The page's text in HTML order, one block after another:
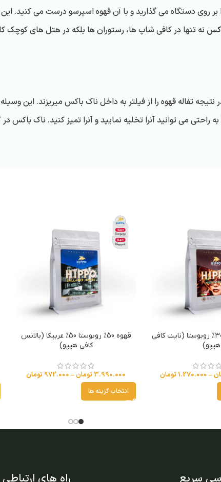
بر روی دستگاه می گذارید و با آن قهوه اسپرسو درست می کنید.
نه تنها در کافی شاپ ها، رستوران ها بلکه در هتل های کوچک
نتیجه تفاله قهوه را از فیلتر به داخل ناک باکس میریزند.
می توانید آنرا تخلیه نمایید و آنرا تمیز کنید. ناک باکس
قهوه 70% عربیکا 30% روبوستا (نایت کافی
هیپو)
–
1.270.000 تومان
قهوه 50% روبوستا 50% عربیکا (بالانس
کافی هیپو)
3.990.000 تومان–
972.000 تومان
انتخاب گزینه ها
سریع راه های ارتباطی